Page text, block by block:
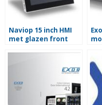
Naviop 15 inch HMI
met glazen front